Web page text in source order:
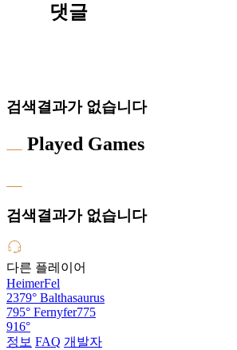
댓글
검색결과가 없습니다
Played Games
검색결과가 없습니다
다른 플레이어
HeimerFel
2379° Balthasaurus
795° Fernyfer775
916°
정보 FAQ 개발자